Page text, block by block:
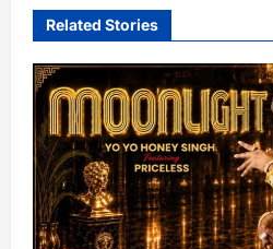
Related Stories